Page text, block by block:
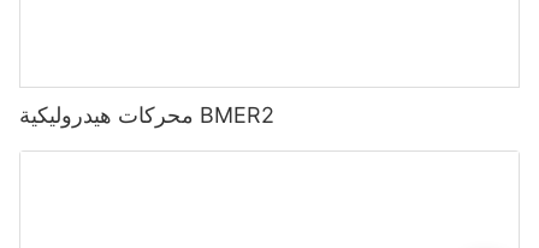
محركات هيدروليكية BMER2